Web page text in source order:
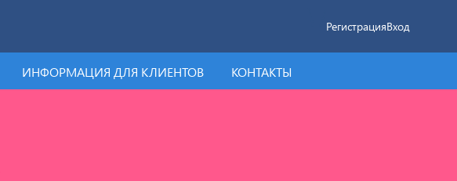
РегистрацияВход
ИНФОРМАЦИЯ ДЛЯ КЛИЕНТОВ КОНТАКТЫ